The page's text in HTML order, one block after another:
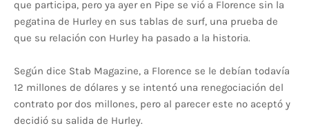
que participa, pero ya ayer en Pipe se vió a Florence sin la
pegatina de Hurley en sus tablas de surf, una prueba de
que su relación con Hurley ha pasado a la historia.
Según dice Stab Magazine, a Florence se le debían todavía
12 millones de dólares y se intentó una renegociación del
contrato por dos millones, pero al parecer este no aceptó y
decidió su salida de Hurley.